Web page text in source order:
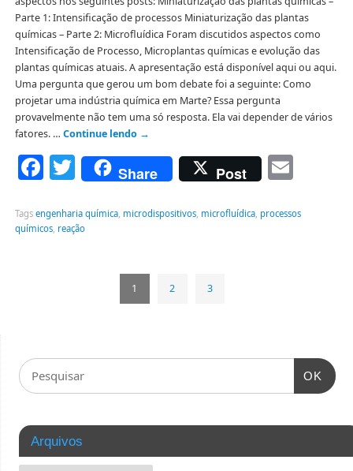
Parte 1: Intensificação de processos Miniaturização das plantas
químicas – Parte 2: Microfluídica Foram discutidos aspectos como
Intensificação de Processo, Microplantas químicas e evolução das
plantas químicas atuais. A apresentação está disponível aqui ou aqui.
Uma pergunta que gerou um bom debate foi a seguinte: Como
projetar uma indústria química em Marte? Essa pergunta
provavelmente não tem uma só resposta. Ela vai depender de vários
fatores. … Continue lendo →
Facebook
Twitter
Share Post
Tags engenharia química, microdispositivos, microfluídica, processos
químicos, reação
1 2 3
OK
Arquivos